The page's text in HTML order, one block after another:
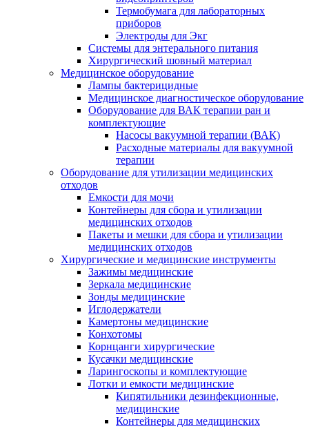
Термобумага для лабораторных
приборов
Электроды для Экг
Системы для энтерального питания
Хирургический шовный материал
Медицинское оборудование
Лампы бактерицидные
Медицинское диагностическое оборудование
Оборудование для ВАК терапии ран и
комплектующие
Насосы вакуумной терапии (ВАК)
Расходные материалы для вакуумной
терапии
Оборудование для утилизации медицинских
отходов
Емкости для мочи
Контейнеры для сбора и утилизации
медицинских отходов
Пакеты и мешки для сбора и утилизации
медицинских отходов
Хирургические и медицинские инструменты
Зажимы медицинские
Зеркала медицинские
Зонды медицинские
Иглодержатели
Камертоны медицинские
Конхотомы
Корнцанги хирургические
Кусачки медицинские
Ларингоскопы и комплектующие
Лотки и емкости медицинские
Кипятильники дезинфекционные,
медицинские
Контейнеры для медицинских